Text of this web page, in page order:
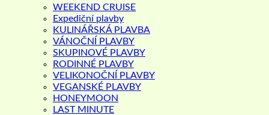
WEEKEND CRUISE
Expediční plavby
KULINÁŘSKÁ PLAVBA
VÁNOČNÍ PLAVBY
SKUPINOVÉ PLAVBY
RODINNÉ PLAVBY
VELIKONOČNÍ PLAVBY
VEGANSKÉ PLAVBY
HONEYMOON
LAST MINUTE